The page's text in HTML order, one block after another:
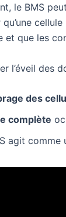
le BMS
et que les
l’éveil des
des
complète
agit